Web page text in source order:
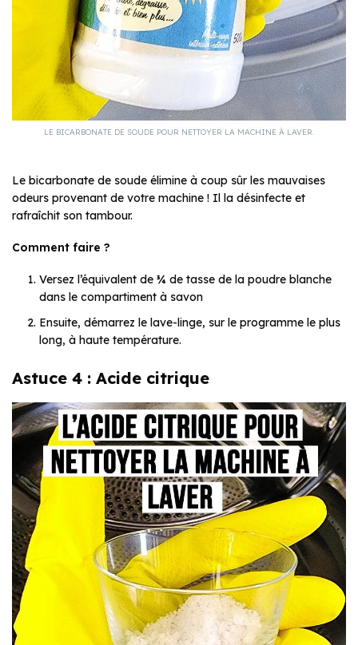
LE BICARBONATE DE SOUDE POUR NETTOYER LA MACHINE À LAVER.
Le bicarbonate de soude élimine à coup sûr les mauvaises
odeurs provenant de votre machine ! Il la désinfecte et
rafraîchit son tambour.
Comment faire ?
Versez l’équivalent de ¾ de tasse de la poudre blanche
dans le compartiment à savon
Ensuite, démarrez le lave-linge, sur le programme le plus
long, à haute température.
Astuce 4 : Acide citrique